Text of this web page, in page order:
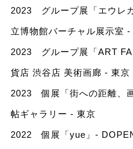
2023 グループ展「エウレ
立博物館バーチャル展示室 -
2023 グループ展「ART
貨店 渋谷店 美術画廊 - 東京
2023 個展「街への距離、
帖ギャラリー - 東京
2022 個展「yue」-